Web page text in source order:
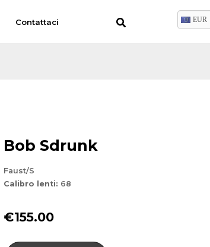
Contattaci EUR
Bob Sdrunk
Faust/S
Calibro lenti: 68
€155.00
Faust/S